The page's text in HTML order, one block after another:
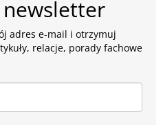
newsletter
adres e-mail i otrzymuj
relacje, porady fachowe